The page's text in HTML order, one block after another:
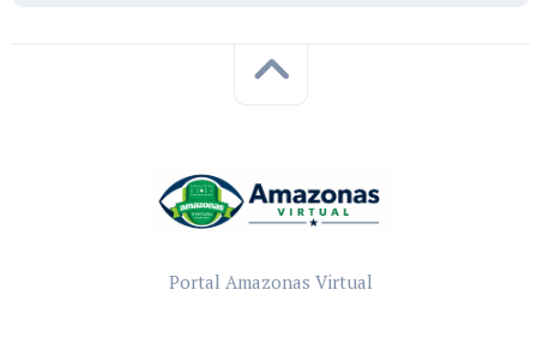
Portal Amazonas Virtual